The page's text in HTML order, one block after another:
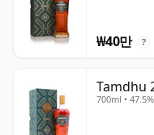
₩40만 ?
Tamdhu
700ml • 47.5%